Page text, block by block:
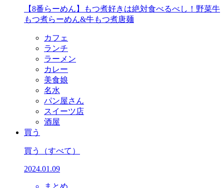
【8番らーめん】もつ煮好きは絶対食べるべし！野菜牛
もつ煮らーめん&牛もつ煮唐麺
カフェ
ランチ
ラーメン
カレー
美食娘
名水
パン屋さん
スイーツ店
酒屋
買う
買う （すべて）
2024.01.09
まとめ